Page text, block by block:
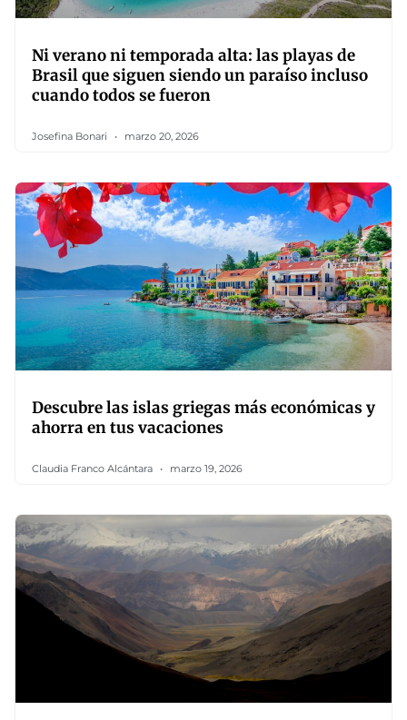
Ni verano ni temporada alta: las playas de
Brasil que siguen siendo un paraíso incluso
cuando todos se fueron
Josefina Bonari marzo 20, 2026
Descubre las islas griegas más económicas y
ahorra en tus vacaciones
Claudia Franco Alcántara marzo 19, 2026